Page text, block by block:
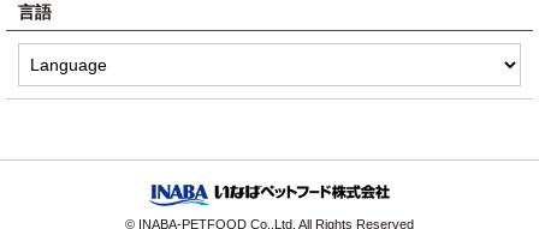
言語
© INABA-PETFOOD Co.,Ltd. All Rights Reserved